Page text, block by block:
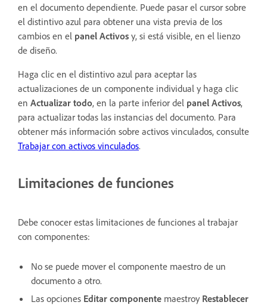
en el documento dependiente. Puede pasar el cursor sobre
el distintivo azul para obtener una vista previa de los
cambios en el panel Activos y, si está visible, en el lienzo
de diseño.
Haga clic en el distintivo azul para aceptar las
actualizaciones de un componente individual y haga clic
en Actualizar todo, en la parte inferior del panel Activos,
para actualizar todas las instancias del documento. Para
obtener más información sobre activos vinculados, consulte
Trabajar con activos vinculados.
Limitaciones de funciones
Debe conocer estas limitaciones de funciones al trabajar
con componentes:
No se puede mover el componente maestro de un
documento a otro.
Las opciones Editar componente maestroy Restablecer